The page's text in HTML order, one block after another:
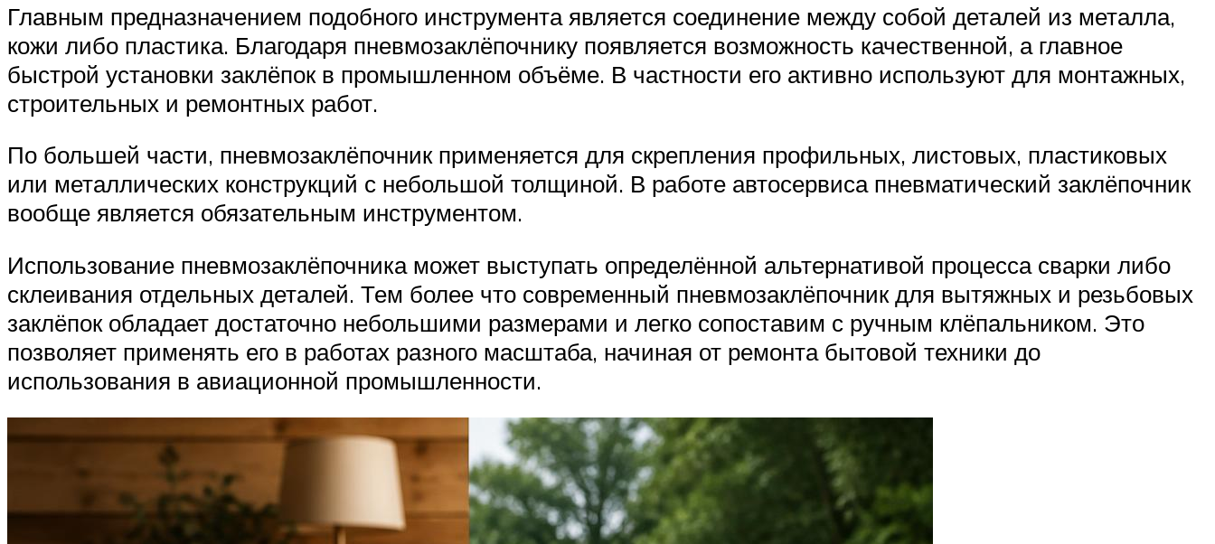
Главным предназначением подобного инструмента является соединение между собой деталей из металла,
кожи либо пластика. Благодаря пневмозаклёпочнику появляется возможность качественной, а главное
быстрой установки заклёпок в промышленном объёме. В частности его активно используют для монтажных,
строительных и ремонтных работ.
По большей части, пневмозаклёпочник применяется для скрепления профильных, листовых, пластиковых
или металлических конструкций с небольшой толщиной. В работе автосервиса пневматический заклёпочник
вообще является обязательным инструментом.
Использование пневмозаклёпочника может выступать определённой альтернативой процесса сварки либо
склеивания отдельных деталей. Тем более что современный пневмозаклёпочник для вытяжных и резьбовых
заклёпок обладает достаточно небольшими размерами и легко сопоставим с ручным клёпальником. Это
позволяет применять его в работах разного масштаба, начиная от ремонта бытовой техники до
использования в авиационной промышленности.